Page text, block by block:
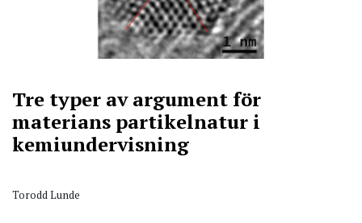
Tre typer av argument för
materians partikelnatur i
kemiundervisning
Torodd Lunde